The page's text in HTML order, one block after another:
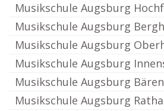
Musikschule Augsburg
Musikschule Augsburg
Musikschule Augsburg
Musikschule Augsburg
Musikschule Augsburg
Musikschule Augsburg